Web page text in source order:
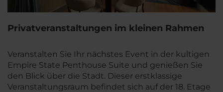
Privatveranstaltungen im kleinen Rahmen
Veranstalten Sie Ihr nächstes Event in der kultigen
Empire State Penthouse Suite und genießen Sie
den Blick über die Stadt. Dieser erstklassige
Veranstaltungsraum befindet sich auf der 18. Etage